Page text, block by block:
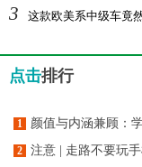
3 这款欧美系中级车竟
点击排行
1 颜值与内涵兼顾：
2 注意 | 走路不要玩手